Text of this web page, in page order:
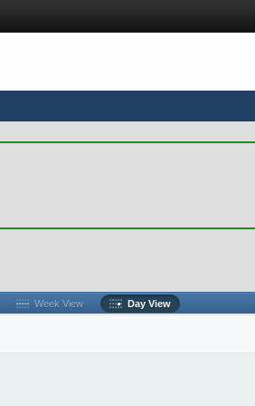
Week View Day View